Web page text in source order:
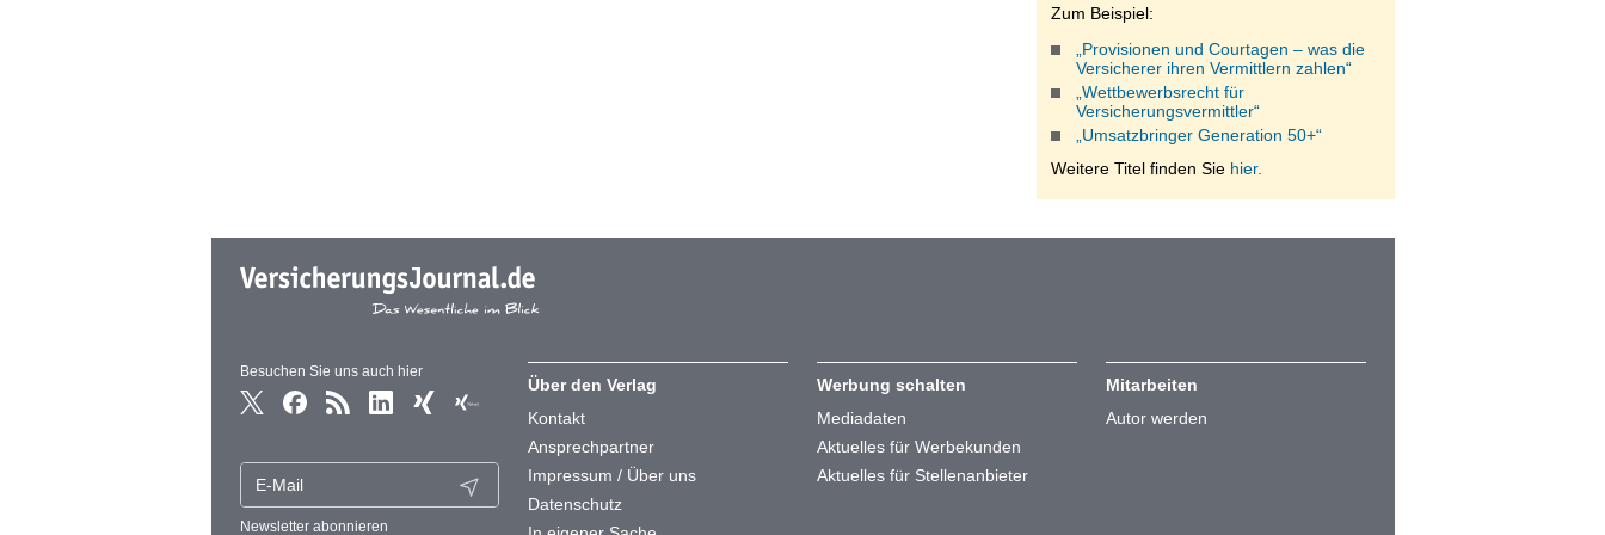
Zum Beispiel:
„Provisionen und Courtagen – was die
Versicherer ihren Vermittlern zahlen“
„Wettbewerbsrecht für
Versicherungsvermittler“
„Umsatzbringer Generation 50+“
Weitere Titel finden Sie hier.
Besuchen Sie uns auch hier
Newsletter abonnieren
Über den Verlag
Kontakt
Ansprechpartner
Impressum / Über uns
Datenschutz
Werbung schalten
Mediadaten
Aktuelles für Werbekunden
Aktuelles für Stellenanbieter
Mitarbeiten
Autor werden